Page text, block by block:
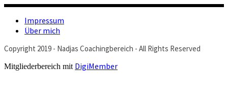
Impressum
Über mich
Copyright 2019 - Nadjas Coachingbereich - All Rights Reserved
Mitgliederbereich mit DigiMember